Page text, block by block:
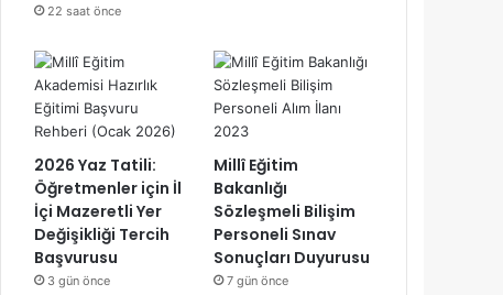
22 saat önce
2026 Yaz Tatili:
Öğretmenler için İl
İçi Mazeretli Yer
Değişikliği Tercih
Başvurusu
3 gün önce
Millî Eğitim
Bakanlığı
Sözleşmeli Bilişim
Personeli Sınav
Sonuçları Duyurusu
7 gün önce